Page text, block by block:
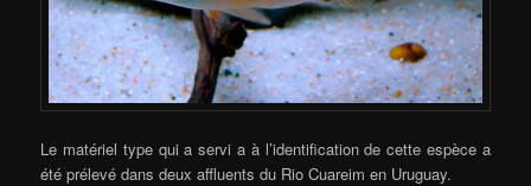
Le matériel type qui a servi a à l’identification de cette espèce a
été prélevé dans deux affluents du Rio Cuareim en Uruguay.